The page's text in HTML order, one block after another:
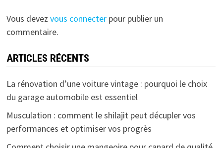
Vous devez vous connecterpour publier un
commentaire.
ARTICLES RÉCENTS
La rénovation d’une voiture vintage : pourquoi le choix
du garage automobile est essentiel
Musculation : comment le shilajit peut décupler vos
performances et optimiser vos progrès